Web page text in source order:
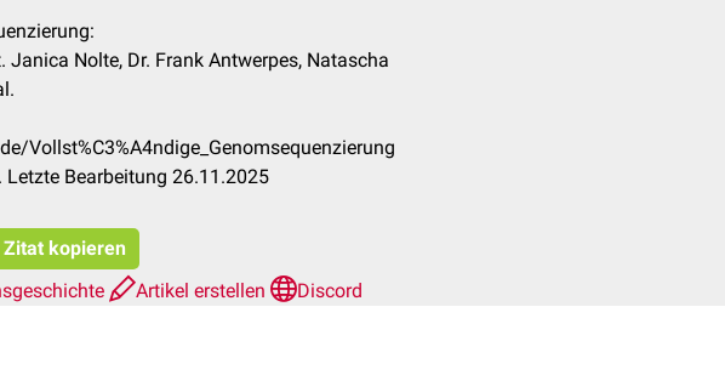
Janica Nolte, Dr. Frank Antwerpes, Natascha
Vollst%C3%A4ndige_Genomsequenzierung
Bearbeitung 26.11.2025
Zitat kopieren
Artikel erstellen Discord